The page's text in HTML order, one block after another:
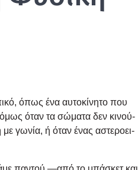
όπως ένα αυτο­κί­νη­το που
όμως όταν τα σώμα­τα δεν κινού­
με γωνία, ή όταν ένας αστε­ροει­